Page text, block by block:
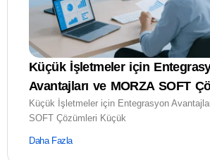
Küçük İşletmeler için
Avantajları ve MORZA SOFT
Küçük İşletmeler için Entegrasyon
SOFT Çözümleri Küçük
Daha Fazla